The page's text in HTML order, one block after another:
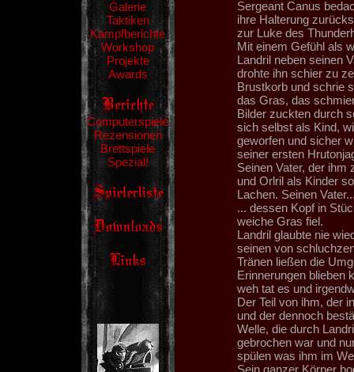
Galerie
Taktiken
Kampfberichte
Workshop
Projekte
Awards
Computerspiele
Rezensionen
Brettspiele
Spezial!
Sergeant Canus
ihre Halterung
zur Luke des
Mit einem Gefühl als
Landril neben seinen
drohte ihn schier zu
Brustkorb und schrie
das Gras, das
Bilder zuckten durch
sich selbst als Kind,
geworfen und sicher
seiner ersten
Seinen Vater, der ihm
und Orlril als Kinder
Lachen. Seinen
... dessen Kopf in
weiche Gras fiel.
Landril glaubte nie
seinen von
Tränen ließen die
Erinnerungen blieben
weh tat es und
Der Teil von ihm, der
und der dennoch
Welle, die durch
gebrochen war und
spülen was ihm im
Sein ganzer Körper